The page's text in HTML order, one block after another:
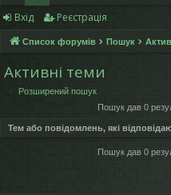
в
и
дк
й
о
ру
м
и
Вхід Реєстрація
Список форумів Пошук
Активні теми
Розширений пошук
Пошук дав 0
Тем або повідомлень, які
Пошук дав 0